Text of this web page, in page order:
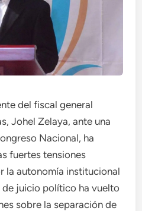
del fiscal general
Johel Zelaya, ante una
Nacional, ha
fuertes tensiones
la autonomía institucional
de juicio político ha vuelto
sobre la separación de